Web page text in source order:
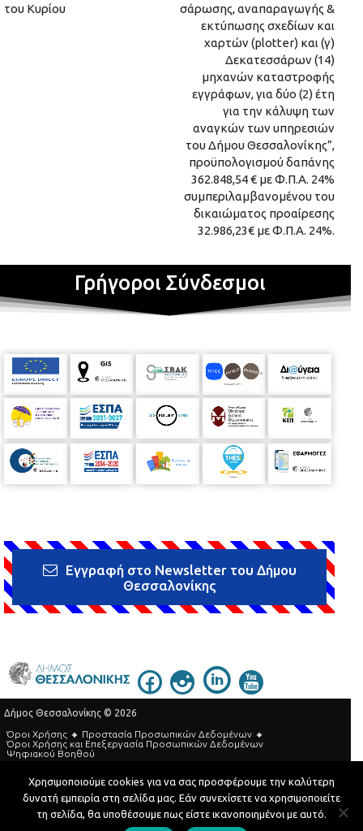
του Κυρίου
σάρωσης, αναπαραγωγής &
εκτύπωσης σχεδίων και
χαρτών (plotter) και (γ)
Δεκατεσσάρων (14)
μηχανών καταστροφής
εγγράφων, για δύο (2) έτη
για την κάλυψη των
αναγκών των υπηρεσιών
του Δήμου Θεσσαλονίκης”,
προϋπολογισμού δαπάνης
362.848,54 € με Φ.Π.Α. 24%
συμπεριλαμβανομένου του
δικαιώματος προαίρεσης
32.986,23€ με Φ.Π.Α. 24%.
Γρήγοροι Σύνδεσμοι
Εγγραφή στο Newsletter του Δήμου
Θεσσαλονίκης
Δήμος Θεσσαλονίκης © 2026
Όροι Χρήσης
Προστασία Προσωπικών Δεδομένων
Όροι Xρήσης και Eπεξεργασία Προσωπικών Δεδομένων
Ψηφιακού Βοηθού
Τηλεφωνικός Κατάλογος
Developed by MyCompany Projects
Χρησιμοποιούμε cookies για να σας προσφέρουμε την καλύτερη
δυνατή εμπειρία στη σελίδα μας. Εάν συνεχίσετε να χρησιμοποιείτε
τη σελίδα, θα υποθέσουμε πως είστε ικανοποιημένοι με αυτό.